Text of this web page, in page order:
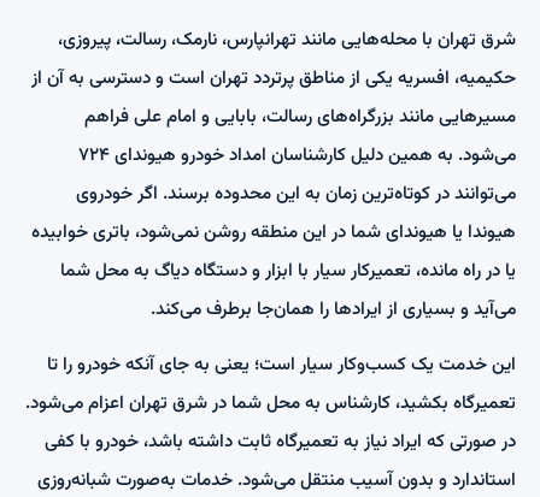
شرق تهران با محله‌هایی مانند تهرانپارس، نارمک، رسالت، پیروزی،
حکیمیه، افسریه یکی از مناطق پرتردد تهران است و دسترسی به آن از
مسیرهایی مانند بزرگراه‌های رسالت، بابایی و امام علی فراهم
می‌شود. به همین دلیل کارشناسان امداد خودرو هیوندای ۷۲۴
می‌توانند در کوتاه‌ترین زمان به این محدوده برسند. اگر خودروی
هیوندا یا هیوندای شما در این منطقه روشن نمی‌شود، باتری خوابیده
یا در راه مانده، تعمیرکار سیار با ابزار و دستگاه دیاگ به محل شما
می‌آید و بسیاری از ایرادها را همان‌جا برطرف می‌کند.
این خدمت یک کسب‌وکار سیار است؛ یعنی به جای آنکه خودرو را تا
تعمیرگاه بکشید، کارشناس به محل شما در شرق تهران اعزام می‌شود.
در صورتی که ایراد نیاز به تعمیرگاه ثابت داشته باشد، خودرو با کفی
استاندارد و بدون آسیب منتقل می‌شود. خدمات به‌صورت شبانه‌روزی